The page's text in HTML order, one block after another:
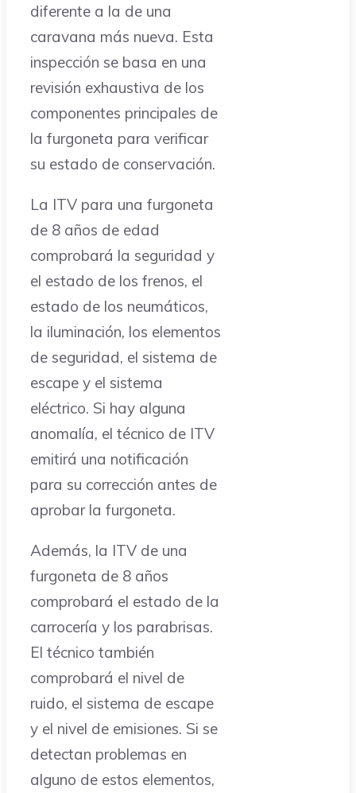
diferente a la de una
caravana más nueva. Esta
inspección se basa en una
revisión exhaustiva de los
componentes principales de
la furgoneta para verificar
su estado de conservación.
La ITV para una furgoneta
de 8 años de edad
comprobará la seguridad y
el estado de los frenos, el
estado de los neumáticos,
la iluminación, los elementos
de seguridad, el sistema de
escape y el sistema
eléctrico. Si hay alguna
anomalía, el técnico de ITV
emitirá una notificación
para su corrección antes de
aprobar la furgoneta.
Además, la ITV de una
furgoneta de 8 años
comprobará el estado de la
carrocería y los parabrisas.
El técnico también
comprobará el nivel de
ruido, el sistema de escape
y el nivel de emisiones. Si se
detectan problemas en
alguno de estos elementos,